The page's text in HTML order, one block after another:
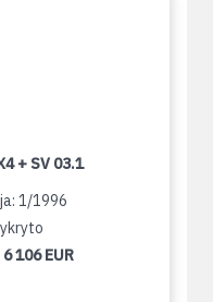
+ SV 03.1
1/1996
6 106 EUR